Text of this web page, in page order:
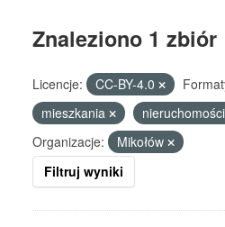
Znaleziono 1 zbiór
Licencje: CC-BY-4.0
mieszkania
nieruchomości
Organizacje:
Mikołów
Filtruj wyniki